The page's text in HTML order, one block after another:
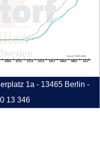
1a - 13465 Berlin -
13 346